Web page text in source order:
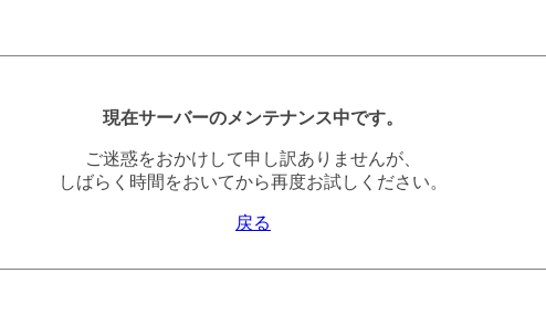
現在サーバーのメンテナンス中です。
ご迷惑をおかけして申し訳ありませんが、
しばらく時間をおいてから再度お試しください。
戻る